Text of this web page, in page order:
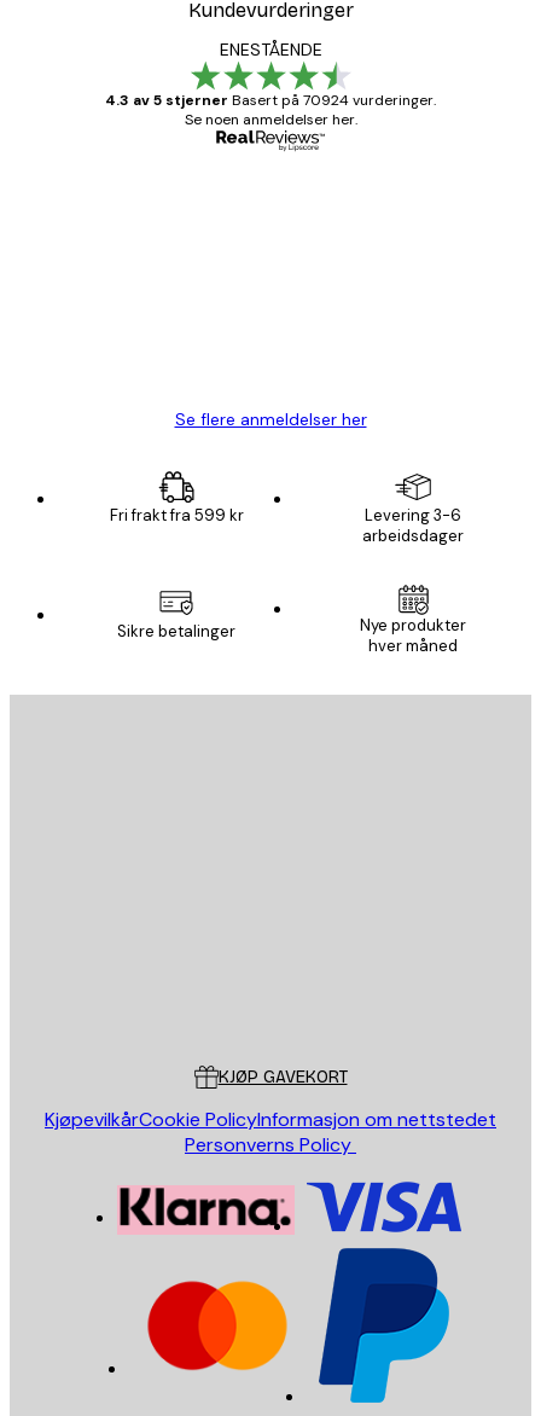
Kundevurderinger
ENESTÅENDE
4.3 av 5 stjerner Basert på 70924 vurderinger.
Se noen anmeldelser her.
Se flere anmeldelser her
Fri frakt fra 599 kr
Levering 3-6
arbeidsdager
Sikre betalinger
Nye produkter
hver måned
KJØP GAVEKORT
KjøpevilkårCookie PolicyInformasjon om nettstedet
Personverns Policy